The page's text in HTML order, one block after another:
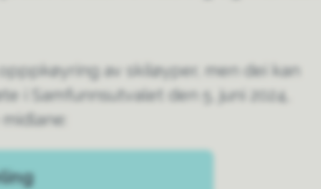
av skiløyper, men dei kan
i Samfunnsutvalet den 5. juni 2024,